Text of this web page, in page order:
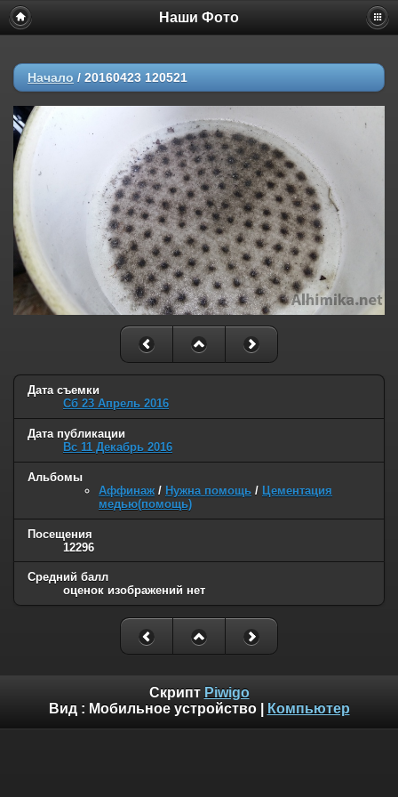
Наши Фото
Начало / 20160423 120521
Дата съемки
Сб 23 Апрель 2016
Дата публикации
Вс 11 Декабрь 2016
Альбомы
Аффинаж / Нужна помощь / Цементация
медью(помощь)
Посещения
12296
Средний балл
оценок изображений нет
Скрипт Piwigo
Вид : Мобильное устройство| Компьютер